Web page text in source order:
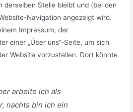
derselben Stelle bleibt und (bei den
Navigation angezeigt wird.
Impressum, der
einer „Über uns“-Seite, um sich
Website vorzustellen. Dort könnte
arbeite ich als
nachts bin ich ein